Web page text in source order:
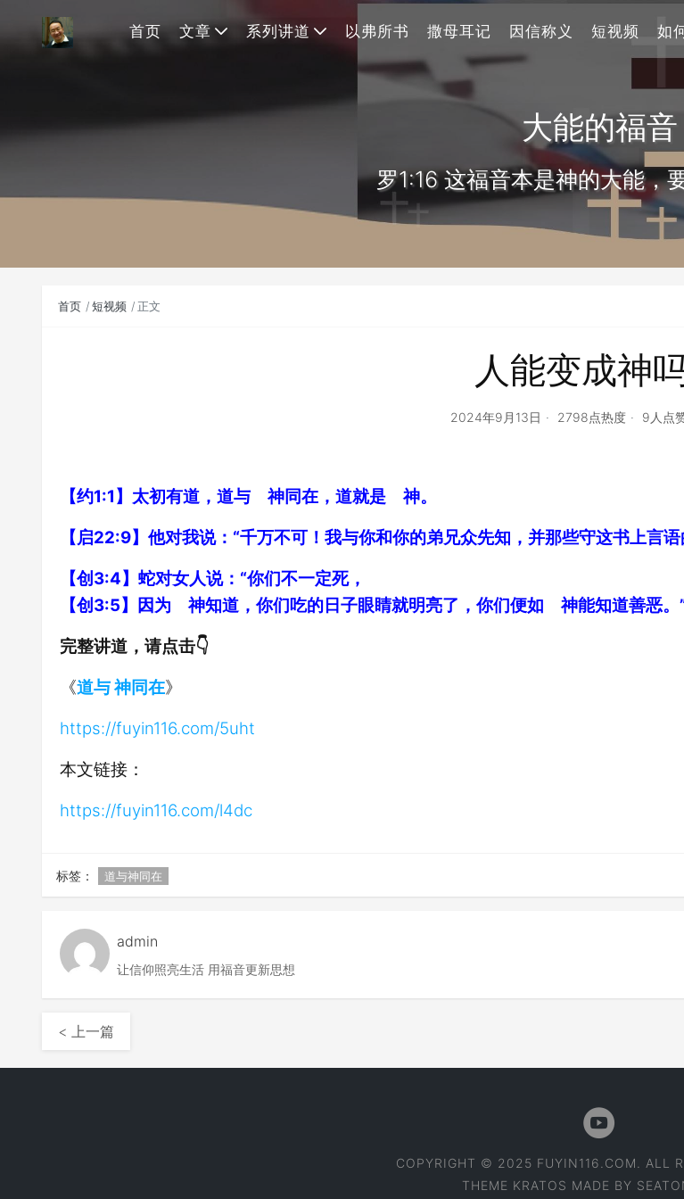
首页 文章 系列讲道 以弗所书 撒母耳记 因信称义 短视频 如
大能的福音
罗1:16 这福音本是神的大能，
首页 短视频 正文
人能变成神
2024年9月13日 2798点热度 9人点
【约1:1】太初有道，道与 神同在，道就是 神。
【启22:9】他对我说：“千万不可！我与你和你的弟兄众先知，并那些守这书上言
【创3:4】蛇对女人说：“你们不一定死，
【创3:5】因为 神知道，你们吃的日子眼睛就明亮了，你们便如 神能知道善恶。
完整讲道，请点击👇
《道与 神同在》
https://fuyin116.com/5uht
本文链接：
https://fuyin116.com/l4dc
标签： 道与神同在
admin
让信仰照亮生活 用福音更新思想
< 上一篇
COPYRIGHT © 2025 FUYIN116.COM. ALL
THEME KRATOS MADE BY